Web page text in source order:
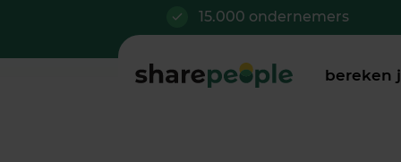
15.000 ondernemers
bereken